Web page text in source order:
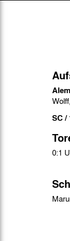
SC /